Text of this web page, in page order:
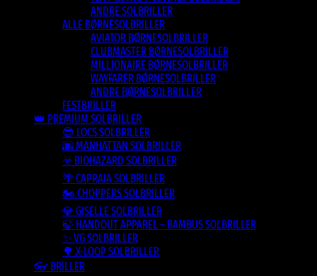
ANDRE SOLBRILLER
ALLE BØRNESOLBRILLER
AVIATOR BØRNESOLBRILLER
CLUBMASTER BØRNESOLBRILLER
MILLIONAIRE BØRNESOLBRILLER
WAYFARER BØRNESOLBRILLER
ANDRE BØRNESOLBRILLER
FESTBRILLER
👑 PREMIUM SOLBRILLER
😎 LOCS SOLBRILLER
🌆 MANHATTAN SOLBRILLER
☣️ BIOHAZARD SOLBRILLER
🌴 CAPRAIA SOLBRILLER
🏍️ CHOPPERS SOLBRILLER
💎 GISELLE SOLBRILLER
🍃 HANDOUT APPAREL – BAMBUS SOLBRILLER
✨ VG SOLBRILLER
🌳 X-LOOP SOLBRILLER
👓 BRILLER